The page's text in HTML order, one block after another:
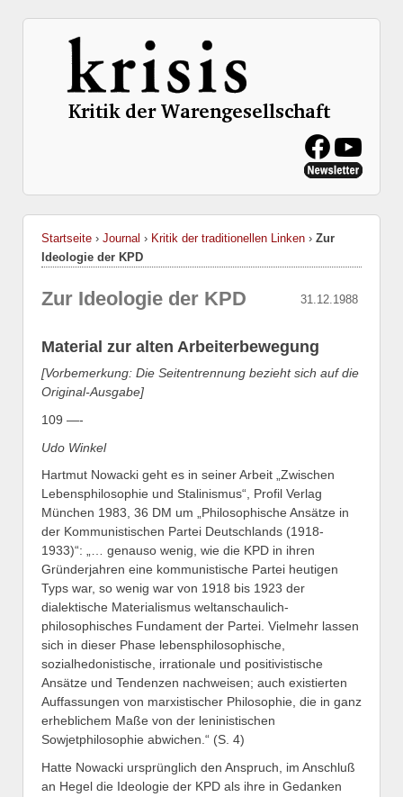
Startseite › Journal › Kritik der traditionellen Linken › Zur
Ideologie der KPD
31.12.1988
Zur Ideologie der KPD
Material zur alten Arbeiterbewegung
[Vorbemerkung: Die Seitentrennung bezieht sich auf die
Original-Ausgabe]
109 —-
Udo Winkel
Hartmut Nowacki geht es in seiner Arbeit „Zwischen
Lebensphilosophie und Stalinismus“, Profil Verlag
München 1983, 36 DM um „Philosophische Ansätze in
der Kommunistischen Partei Deutschlands (1918-
1933)“: „… genauso wenig, wie die KPD in ihren
Gründerjahren eine kommunistische Partei heutigen
Typs war, so wenig war von 1918 bis 1923 der
dialektische Materialismus weltanschaulich-
philosophisches Fundament der Partei. Vielmehr lassen
sich in dieser Phase lebensphilosophische,
sozialhedonistische, irrationale und positivistische
Ansätze und Tendenzen nachweisen; auch existierten
Auffassungen von marxistischer Philosophie, die in ganz
erheblichem Maße von der leninistischen
Sowjetphilosophie abwichen.“ (S. 4)
Hatte Nowacki ursprünglich den Anspruch, im Anschluß
an Hegel die Ideologie der KPD als ihre in Gedanken